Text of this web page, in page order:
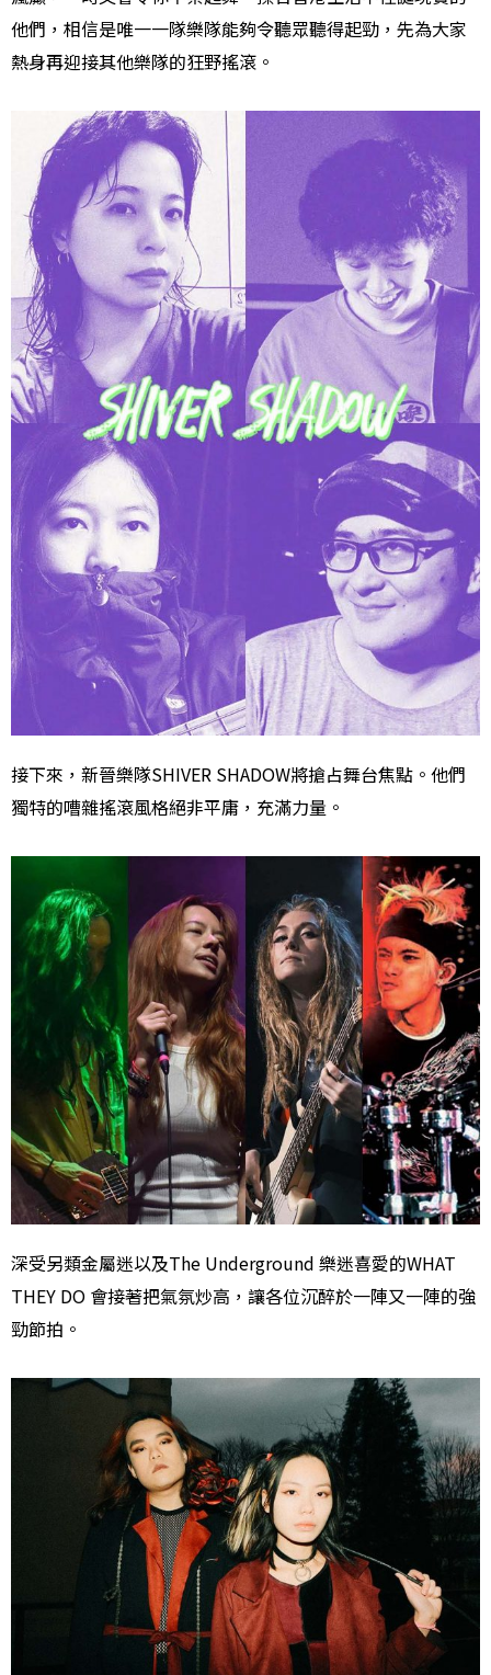
他們，相信是唯一一隊樂隊能夠令聽眾聽得起勁，先為大家
熱身再迎接其他樂隊的狂野搖滾。
接下來，新晉樂隊SHIVER SHADOW將搶占舞台焦點。他們
獨特的嘈雜搖滾風格絕非平庸，充滿力量。
深受另類金屬迷以及The Underground 樂迷喜愛的WHAT
THEY DO 會接著把氣氛炒高，讓各位沉醉於一陣又一陣的強
勁節拍。